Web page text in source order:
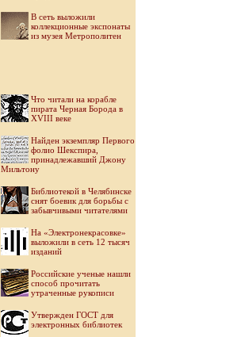
В сеть выложили
коллекционные экспонаты
из музея Метрополитен
Что читали на корабле
пирата Черная Борода в
XVIII веке
Найден экземпляр Первого
фолио Шекспира,
принадлежавший Джону
Мильтону
Библиотекой в Челябинске
снят боевик для борьбы с
забывчивыми читателями
На «Электронекрасовке»
выложили в сеть 12 тысяч
изданий
Российские ученые нашли
способ прочитать
утраченные рукописи
Утвержден ГОСТ для
электронных библиотек